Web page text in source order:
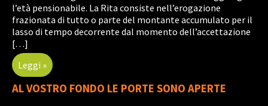
l’età pensionabile. La Rita consiste nell’erogazione
frazionata di tutto o parte del montante accumulato per il
lasso di tempo decorrente dal momento dell’accettazione
[…]
Leggi »
AL VOSTRO FONDO LE PORTE SONO APERTE